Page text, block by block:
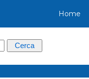
Home